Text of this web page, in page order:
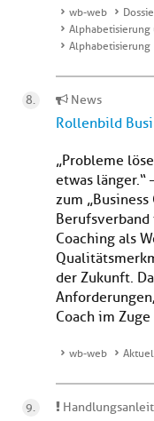
wb-web
Alphabetisierung
News
Rollenbild
„Probleme
etwas länger.“
zum
Coaching als
der Zukunft.
Coach im
wb-web